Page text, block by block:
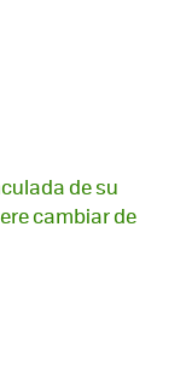
de su
cambiar de